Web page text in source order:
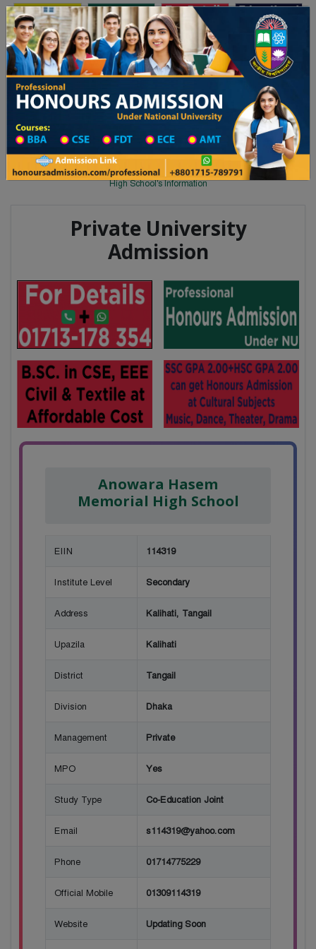
Toggle navigation অনার্স ভর্তি প্রফেশনাল অনার্স
Updates
২০২৫-২৬ শিক্ষাবর্ষের ১ম বর্ষের ভর্তি আবেদন বিজ্ঞপ্তি ঢাকা বিশ্ববিদ্যালয় ২০২৫-২৬
School Category
High School in Tangail Wise
High School List
High School's Information
Private University
Admission
Anowara Hasem
Memorial High School
EIIN 114319
Institute Level Secondary
Address Kalihati, Tangail
Upazila Kalihati
District Tangail
Division Dhaka
Management Private
MPO Yes
Study Type Co-Education Joint
Email s114319@yahoo.com
Phone 01714775229
Official Mobile 01309114319
Website Updating Soon